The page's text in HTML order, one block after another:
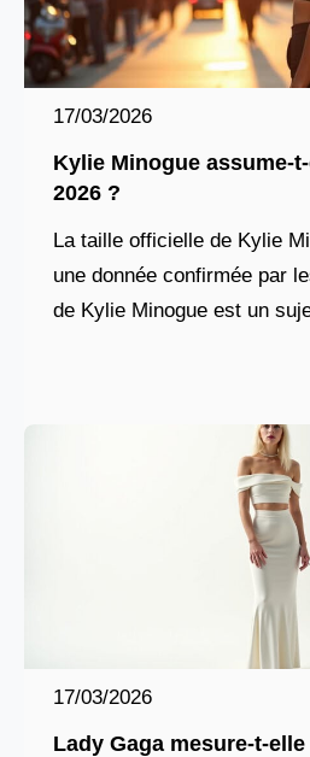
17/03/2026
Kylie Minogue assume-
2026 ?
La taille officielle de Kylie
une donnée confirmée par
de Kylie Minogue est un
17/03/2026
Lady Gaga mesure-t-